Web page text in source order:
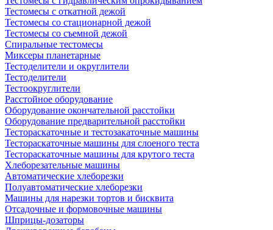
Тестомесы с откатной дежой
Тестомесы со стационарной дежой
Тестомесы со съемной дежой
Спиральные тестомесы
Миксеры планетарные
Тестоделители и округлители
Тестоделители
Тестоокруглители
Расстойное оборудование
Оборудование окончательной расстойки
Оборудование предварительной расстойки
Тестораскаточные и тестозакаточные машины
Тестораскаточные машины для слоеного теста
Тестораскаточные машины для крутого теста
Хлеборезательные машины
Автоматические хлеборезки
Полуавтоматические хлеборезки
Машины для нарезки тортов и бисквита
Отсадочные и формовочные машины
Шприцы-дозаторы